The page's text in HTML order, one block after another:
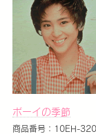
ボーイの季節
商品番号：10EH-